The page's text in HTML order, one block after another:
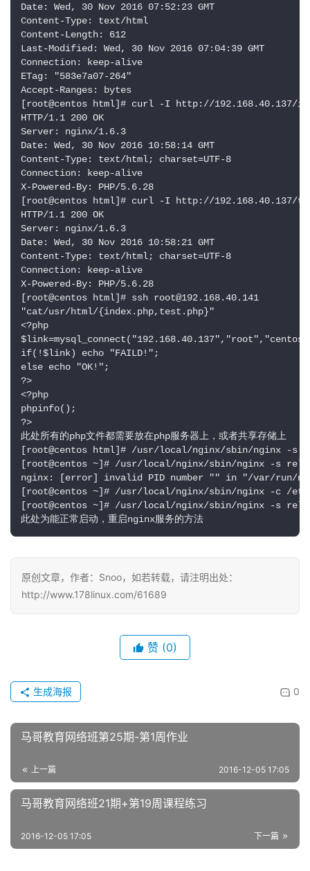
Date: Wed, 30 Nov 2016 07:52:23 GMT
Content-Type: text/html
Content-Length: 612
Last-Modified: Wed, 30 Nov 2016 07:04:39 GMT
Connection: keep-alive
ETag: "583e7a07-264"
Accept-Ranges: bytes
[root@centos html]# curl -I http://192.168.40.137/
HTTP/1.1 200 OK
Server: nginx/1.6.3
Date: Wed, 30 Nov 2016 10:58:14 GMT
Content-Type: text/html; charset=UTF-8
Connection: keep-alive
X-Powered-By: PHP/5.6.28
[root@centos html]# curl -I http://192.168.40.137/
HTTP/1.1 200 OK
Server: nginx/1.6.3
Date: Wed, 30 Nov 2016 10:58:21 GMT
Content-Type: text/html; charset=UTF-8
Connection: keep-alive
X-Powered-By: PHP/5.6.28
[root@centos html]# ssh root@192.168.40.141
"cat/usr/html/{index.php,test.php}"
<?php
if(!$link) echo "FAILD!";
else echo "OK!";
?>
<?php
phpinfo();
?>
此处所有的php文件都需要放在php服务器上，或者共享存储上
[root@centos html]# /usr/local/nginx/sbin/nginx -s
[root@centos ~]# /usr/local/nginx/sbin/nginx -s
nginx: [error] invalid PID number "" in "/var/run/
[root@centos ~]# /usr/local/nginx/sbin/nginx -c /
[root@centos ~]# /usr/local/nginx/sbin/nginx -s
此处为能正常启动，重启nginx服务的方法
原创文章，作者：Snoo，如若转载，请注明出处：
http://www.178linux.com/61689
赞 (0)
0
生成海报
马哥教育网络班第25期-第1周作业
上一篇 2016-12-05 17:05
马哥教育网络班21期+第19周课程练习
下一篇
2016-12-05 17:05